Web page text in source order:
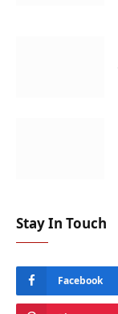
Stay In Touch
Facebook